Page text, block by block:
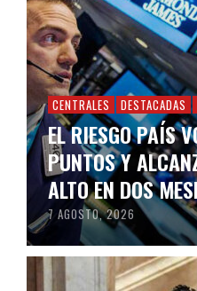
CENTRALES DESTACADAS
EL RIESGO PAÍS
PUNTOS Y
ALTO EN DOS
7 AGOSTO, 2026